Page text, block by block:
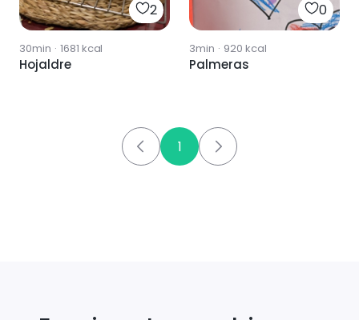
2
30min · 1681 kcal
Hojaldre
0
3min · 920 kcal
Palmeras
1